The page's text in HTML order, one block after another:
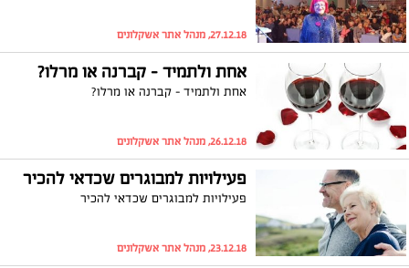
27.12.18, מנהל אתר אשקלונים
אחת ולתמיד – קברנה או מרלו?
אחת ולתמיד – קברנה או מרלו?
26.12.18, מנהל אתר אשקלונים
פעילויות למבוגרים שכדאי להכיר
פעילויות למבוגרים שכדאי להכיר
23.12.18, מנהל אתר אשקלונים